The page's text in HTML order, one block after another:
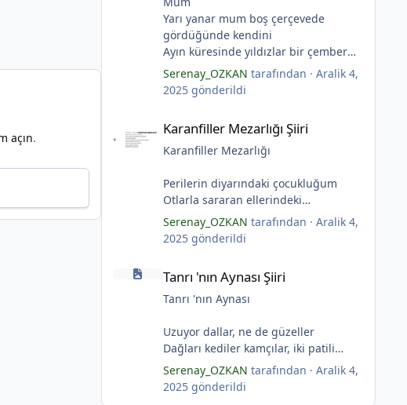
açın.
Yarı yanar mum boş çerçevede
gördüğünde kendini
Ayın küresinde yıldızlar bir çember
yaratmış
Çocukların rüyalarını.
Gıcırdayan tahta evimizdeki mumlar
Bataklıkların çevirdiği ormanda
Fenerler bir başka yanarmış.
Duymayanlar duyarmış.
Aşıklar evlerinde ailelerini sayarmış.
Sular ateşi söndürür derler
Aşıklar evinde ateş yükselirmiş
Çerçeveler bir olur, sokaklar
Evler bir olur aşıklar evinde.
Çerçevelerdeki mumların ateşi
(Serenay Özkan)
Serenay_OZKAN tarafından · Aralik 4,
2025gönderildi
Karanfiller Mezarlığı Şiiri
Karanfiller Mezarlığı
Perilerin diyarındaki çocukluğum
Otlarla sararan ellerindeki
karanfillerde
Yarım kalan anneler
Pas tutan yüreklerle yeşil mezarlıkta
Tuzlu nehirdeki soğukluğum
Gözlerin koparıldığı aynalarda
Karanfiller mezarlığında.
(Serenay Özkan)
"Karanfiller Mezarlığı" adlı şiiri
Yaşama Uğraşı Fanzin'in 27. sayısında
Serenay_OZKAN tarafından · Aralik 4,
2025gönderildi
Tanrı 'nın Aynası Şiiri
Tanrı 'nın Aynası Şiiri
Tanrı 'nın Aynası
Uzuyor dallar, ne de güzeller
Dağları kediler kamçılar, iki patili
adımlar
Sonsuza kadar bahar
Kestane dallar efsunkār
Serenay_OZKAN tarafından · Aralik 4,
2025gönderildi